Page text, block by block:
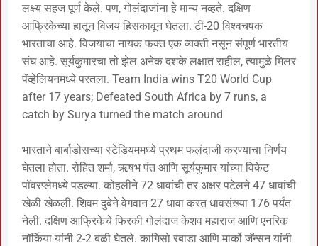
लक्ष्य सहज पूर्ण केले. पण, गोलंदाजांना हे मान्य नव्हते. दक्षिण
आफ्रिकेच्या हातून विजय हिसकावून घेतला. टी-20 विश्वचषक
भारताचा आहे. विजयाचा नायक फक्त एक व्यक्ती नसून संपूर्ण भारतीय
संघ आहे. सूर्यकुमारचा तो झेल अनेक दशके लक्षात राहील, त्यामुळे मिलर
पॅव्हेलियनमध्ये परतला. Team India wins T20 World Cup
after 17 years; Defeated South Africa by 7 runs, a
catch by Surya turned the match around
भारताने बार्बाडोसच्या स्टेडियममध्ये प्रथम फलंदाजी करण्याचा निर्णय
घेतला होता. रोहित शर्मा, ऋषभ पंत आणि सूर्यकुमार यांच्या विकेट
पॉवरप्लेमध्ये पडल्या. कोहलीने 72 धावांची तर अक्षर पटेलने 47 धावांची
खेळी खेळली. शिवम दुबेने वेगवान 27 धावा करत धावसंख्या 176 पर्यंत
नेली. दक्षिण आफ्रिकेचे फिरकी गोलंदाज केशव महाराज आणि एनरिक
नॉर्किया यांनी 2-2 बळी घेतले. कागिसो रबाडा आणि मार्को जॅन्सन यांनी